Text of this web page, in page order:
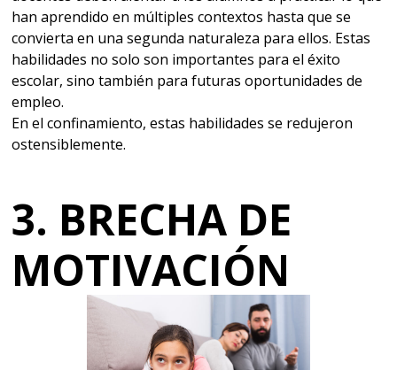
han aprendido en múltiples contextos hasta que se
convierta en una segunda naturaleza para ellos. Estas
habilidades no solo son importantes para el éxito
escolar, sino también para futuras oportunidades de
empleo.
En el confinamiento, estas habilidades se redujeron
ostensiblemente.
3. BRECHA DE
MOTIVACIÓN